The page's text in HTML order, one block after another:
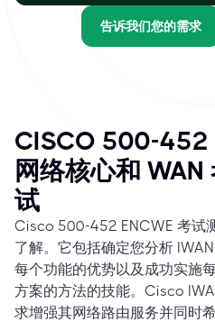
告诉我们您的需求
CISCO 500-452
网络核心和
试
Cisco 500-452 ENCWE 考试
了解。它包括确定您分析
每个功能的优势以及成功实施
方案的方法的技能。Cisco
求增强其网络路由服务并同时